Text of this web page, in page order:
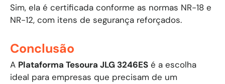
Sim, ela é certificada conforme as normas NR-18 e
NR-12, com itens de segurança reforçados.
Conclusão
A Plataforma Tesoura JLG 3246ES é a escolha
ideal para empresas que precisam de um